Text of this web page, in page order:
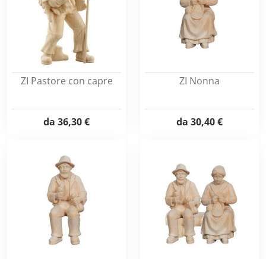
ZI Pastore con capre
da 36,30 €
ZI Nonna
da 30,40 €